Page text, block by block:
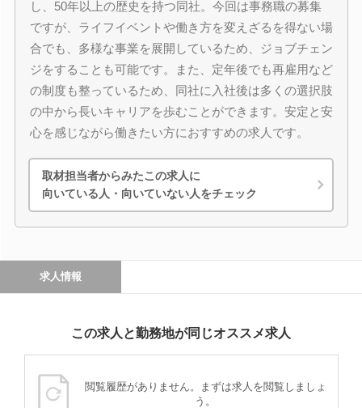
し、50年以上の歴史を持つ同社。今回は事務職の募集
ですが、ライフイベントや働き方を変えざるを得ない場
合でも、多様な事業を展開しているため、ジョブチェン
ジをすることも可能です。また、定年後でも再雇用など
の制度も整っているため、同社に入社後は多くの選択肢
の中から長いキャリアを歩むことができます。安定と安
心を感じながら働きたい方におすすめの求人です。
取材担当者からみたこの求人に
向いている人・向いていない人をチェック
求人情報
この求人と勤務地が同じオススメ求人
閲覧履歴がありません。まずは求人を閲覧しましょ
う。